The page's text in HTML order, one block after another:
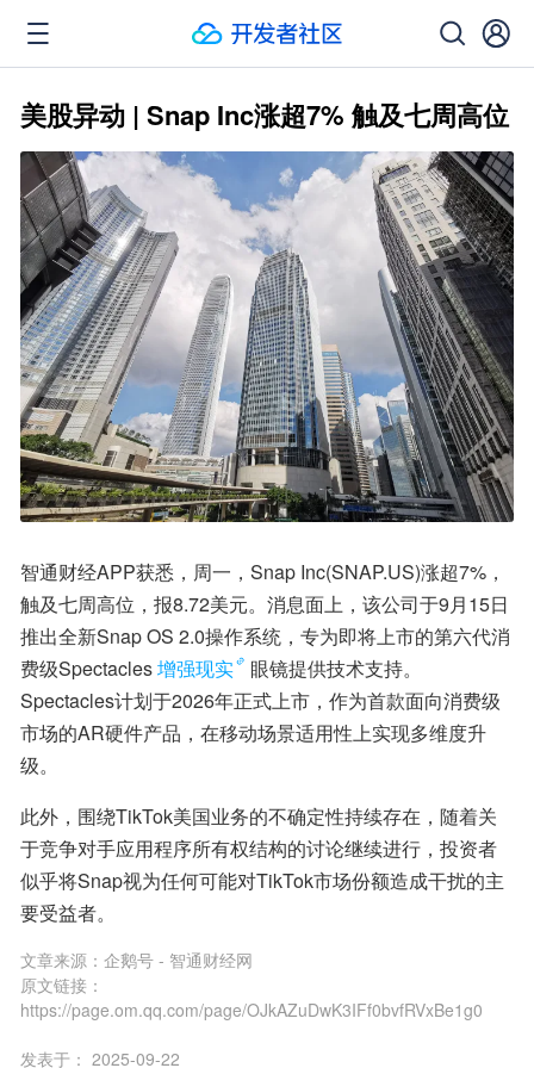
美股异动 | Snap Inc涨超7% 触及七周高位
智通财经APP获悉，周一，Snap Inc(SNAP.US)涨超7%，
触及七周高位，报8.72美元。消息面上，该公司于9月15日
推出全新Snap OS 2.0操作系统，专为即将上市的第六代消
费级Spectacles增强现实
眼镜提供技术支持。
Spectacles计划于2026年正式上市，作为首款面向消费级
市场的AR硬件产品，在移动场景适用性上实现多维度升
级。
此外，围绕TikTok美国业务的不确定性持续存在，随着关
于竞争对手应用程序所有权结构的讨论继续进行，投资者
似乎将Snap视为任何可能对TikTok市场份额造成干扰的主
要受益者。
文章来源： 企鹅号 - 智通财经网
原文链接：
https://page.om.qq.com/page/OJkAZuDwK3IFf0bvfRVxBe1g0
发表于： 2025-09-22